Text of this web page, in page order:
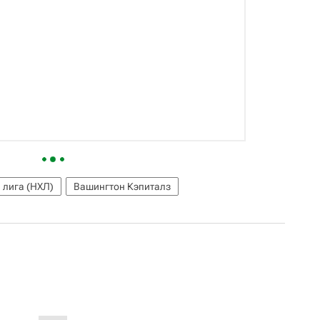
лига (НХЛ) Вашингтон Кэпиталз